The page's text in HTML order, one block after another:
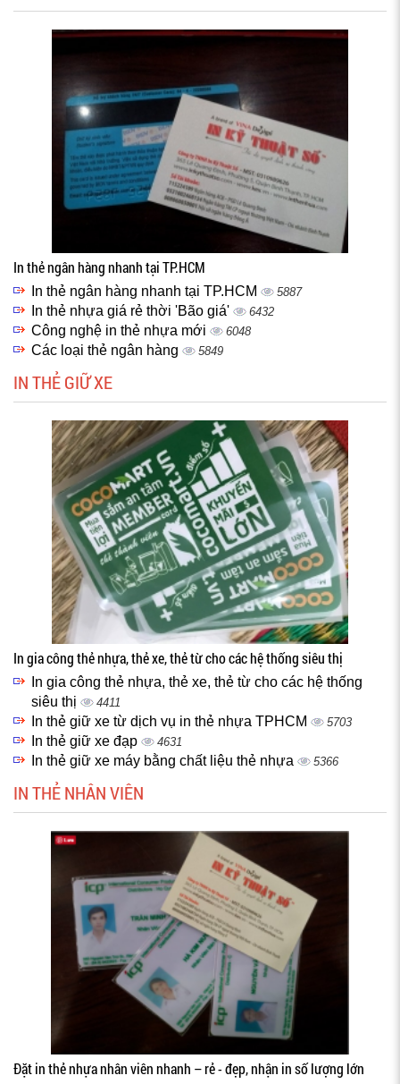
In thẻ ngân hàng nhanh tại TP.HCM
In thẻ ngân hàng nhanh tại TP.HCM 5887
In thẻ nhựa giá rẻ thời 'Bão giá' 6432
Công nghệ in thẻ nhựa mới 6048
Các loại thẻ ngân hàng 5849
IN THẺ GIỮ XE
In gia công thẻ nhựa, thẻ xe, thẻ từ cho các hệ thống siêu thị
In gia công thẻ nhựa, thẻ xe, thẻ từ cho các hệ thống
siêu thị
4411
In thẻ giữ xe từ dịch vụ in thẻ nhựa TPHCM 5703
In thẻ giữ xe đạp 4631
In thẻ giữ xe máy bằng chất liệu thẻ nhựa 5366
IN THẺ NHÂN VIÊN
Đặt in thẻ nhựa nhân viên nhanh – rẻ - đẹp, nhận in số lượng lớn